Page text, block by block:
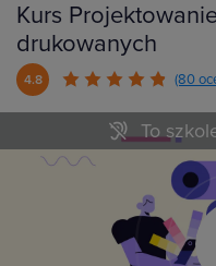
Kurs
drukowanych
4.8 (80
To